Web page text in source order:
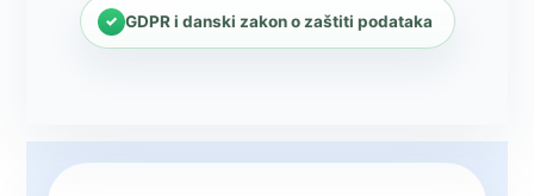
GDPR i danski zakon o zaštiti podataka